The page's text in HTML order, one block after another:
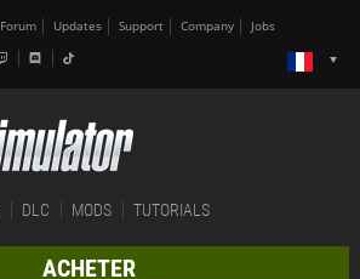
Forum Updates Support Company Jobs
DLC MODS TUTORIALS
ACHETER